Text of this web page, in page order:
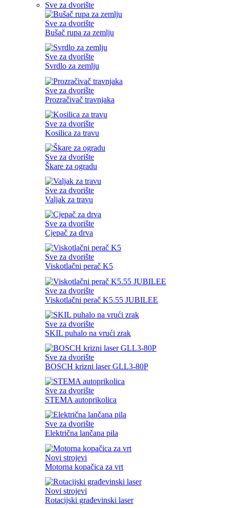
Sve za dvorište
Sve za dvorište
Bušač rupa za zemlju
Sve za dvorište
Svrdlo za zemlju
Sve za dvorište
Prozračivač travnjaka
Sve za dvorište
Kosilica za travu
Sve za dvorište
Škare za ogradu
Sve za dvorište
Valjak za travu
Sve za dvorište
Cjepač za drva
Sve za dvorište
Viskotlačni perač K5
Sve za dvorište
Viskotlačni perač K5.55 JUBILEE
Sve za dvorište
SKIL puhalo na vrući zrak
Sve za dvorište
BOSCH krizni laser GLL3-80P
Sve za dvorište
STEMA autoprikolica
Sve za dvorište
Električna lančana pila
Novi strojevi
Motorna kopačica za vrt
Novi strojevi
Rotacijski građevinski laser